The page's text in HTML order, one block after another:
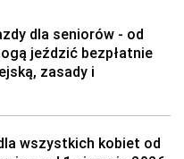
dla seniorów - od
jeździć bezpłatnie
zasady i
wszystkich kobiet od